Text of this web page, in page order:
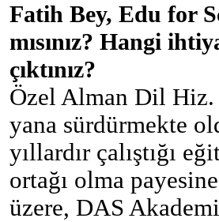
Fatih Bey, Edu for
mısınız? Hangi
çıktınız?
Özel Alman Dil Hiz.
yana sürdürmekte
yıllardır çalıştığı
ortağı olma
üzere, DAS